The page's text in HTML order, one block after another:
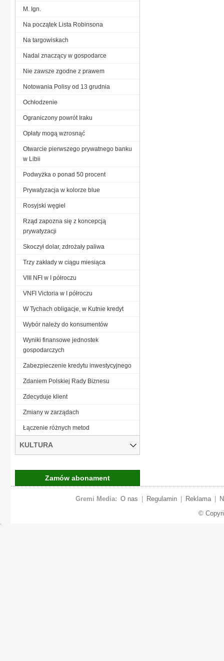
M. Ign.
Na początek Lista Robinsona
Na targowiskach
Nadal znaczący w gospodarce
Nie zawsze zgodne z prawem
Notowania Polisy od 13 grudnia
Ochłodzenie
Ograniczony powrót Iraku
Opłaty mogą wzrosnąć
Otwarcie pierwszego prywatnego banku
w Libii
Podwyżka o ponad 50 procent
Prywatyzacja w kolorze blue
Rosyjski węgiel
Rząd zapozna się z koncepcją
prywatyzacji
Skoczył dolar, zdrożały paliwa
Trzy zakłady w ciągu miesiąca
VIII NFI w I półroczu
VNFI Victoria w I półroczu
W Tychach obligacje, w Kutnie kredyt
Wybór należy do konsumentów
Wyniki finansowe jednostek
gospodarczych
Zabezpieczenie kredytu inwestycyjnego
Zdaniem Polskiej Rady Biznesu
Zdecyduje klient
Zmiany w zarządach
Łączenie różnych metod
KULTURA
Zamów abonament
Gremi Media: O nas Regulamin Reklama
©